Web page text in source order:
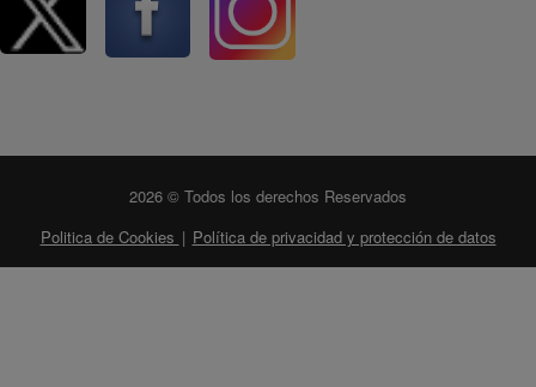
2026 © Todos los derechos Reservados
Politica de Cookies | Política de privacidad y protección de datos